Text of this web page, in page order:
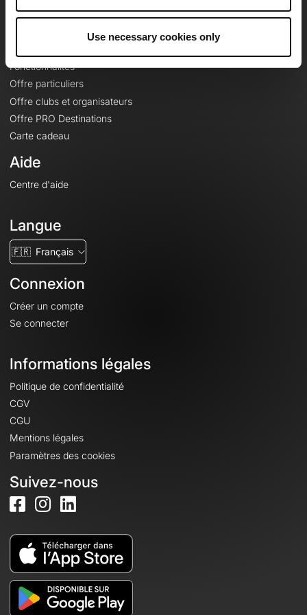
Use necessary cookies only
Fonctionnalités
Offre particuliers
Offre clubs et organisateurs
Offre PRO Destinations
Carte cadeau
Aide
Centre d'aide
Langue
🇫🇷 Français
Connexion
Créer un compte
Se connecter
Informations légales
Politique de confidentialité
CGV
CGU
Mentions légales
Paramètres des cookies
Suivez-nous